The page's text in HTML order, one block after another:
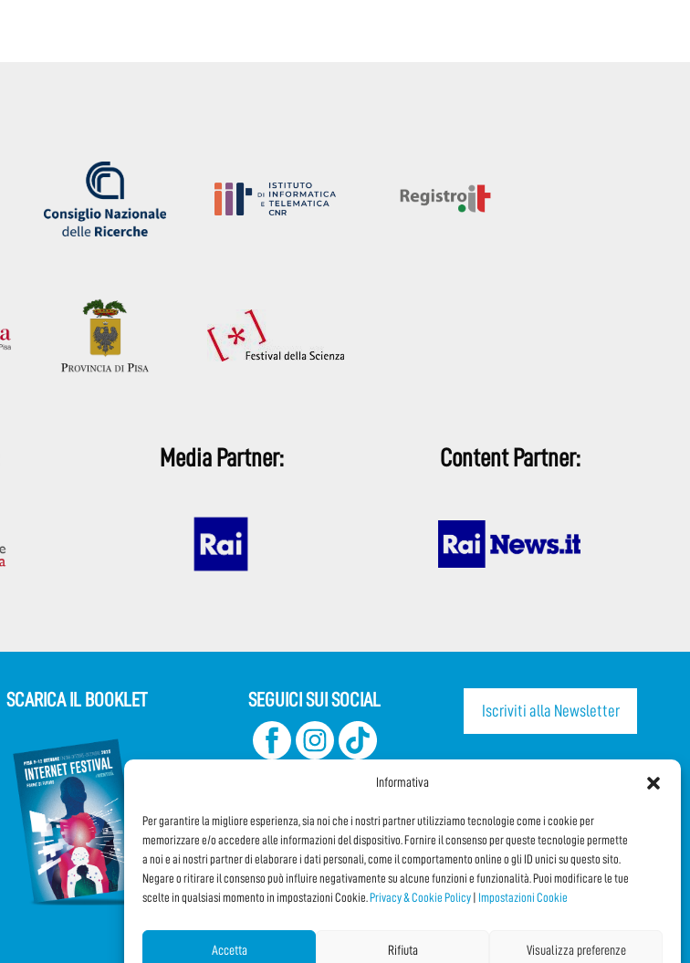
Informativa
Per garantire la migliore esperienza, sia noi che i nostri partner utilizziamo tecnologie come i cookie per
memorizzare e/o accedere alle informazioni del dispositivo. Fornire il consenso per queste tecnologie permette
a noi e ai nostri partner di elaborare i dati personali, come il comportamento online o gli ID unici su questo sito.
Negare o ritirare il consenso può influire negativamente su alcune funzioni e funzionalità. Puoi modificare le tue
scelte in qualsiasi momento in impostazioni Cookie. Privacy & Cookie Policy Impostazioni Cookie
Accetta Rifiuta Visualizza preferenze
Media Partner: Content Partner:
SCARICA IL BOOKLET SEGUICI SUI SOCIAL
Iscriviti alla Newsletter